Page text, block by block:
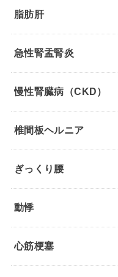
脂肪肝
急性腎盂腎炎
慢性腎臓病（CKD）
椎間板ヘルニア
ぎっくり腰
動悸
心筋梗塞